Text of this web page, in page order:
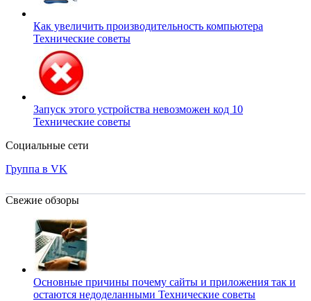
Как увеличить производительность компьютера
Технические советы
Запуск этого устройства невозможен код 10
Технические советы
Социальные сети
Группа в VK
Свежие обзоры
Основные причины почему сайты и приложения так и
остаются недоделанными Технические советы